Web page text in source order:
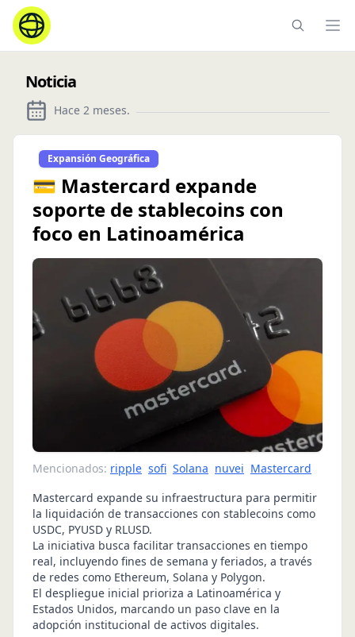
Noticia
Hace 2 meses.
Expansión Geográfica
💳 Mastercard expande
soporte de stablecoins con
foco en Latinoamérica
Mencionados: ripple sofi Solana nuvei Mastercard
Mastercard expande su infraestructura para permitir
la liquidación de transacciones con stablecoins como
USDC, PYUSD y RLUSD.
La iniciativa busca facilitar transacciones en tiempo
real, incluyendo fines de semana y feriados, a través
de redes como Ethereum, Solana y Polygon.
El despliegue inicial prioriza a Latinoamérica y
Estados Unidos, marcando un paso clave en la
adopción institucional de activos digitales.